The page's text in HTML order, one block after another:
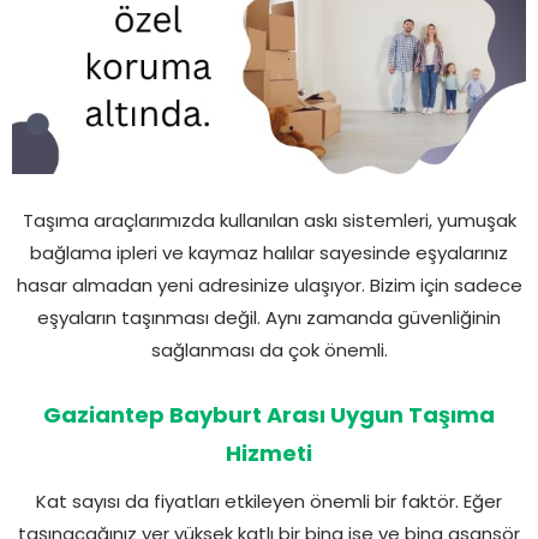
Taşıma araçlarımızda kullanılan askı sistemleri, yumuşak
bağlama ipleri ve kaymaz halılar sayesinde eşyalarınız
hasar almadan yeni adresinize ulaşıyor. Bizim için sadece
eşyaların taşınması değil. Aynı zamanda güvenliğinin
sağlanması da çok önemli.
Gaziantep Bayburt Arası Uygun Taşıma
Hizmeti
Kat sayısı da fiyatları etkileyen önemli bir faktör. Eğer
taşınacağınız yer yüksek katlı bir bina ise ve bina asansör